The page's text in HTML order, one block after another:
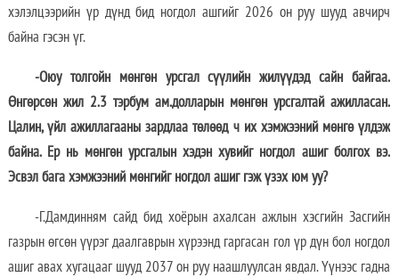
хэлэлцээрийн үр дүнд бид ногдол ашгийг 2026 он руу шууд авчирч
байна гэсэн үг.
-Оюу толгойн мөнгөн урсгал сүүлийн жилүүдэд сайн байгаа.
Өнгөрсөн жил 2.3 тэрбум ам.долларын мөнгөн урсгалтай ажилласан.
Цалин, үйл ажиллагааны зардлаа төлөөд ч их хэмжээний мөнгө үлдэж
байна. Ер нь мөнгөн урсгалын хэдэн хувийг ногдол ашиг болгох вэ.
Эсвэл бага хэмжээний мөнгийг ногдол ашиг гэж үзэх юм уу?
-Г.Дамдинням сайд бид хоёрын ахалсан ажлын хэсгийн Засгийн
газрын өгсөн үүрэг даалгаврын хүрээнд гаргасан гол үр дүн бол ногдол
ашиг авах хугацааг шууд 2037 он руу наашлуулсан явдал. Үүнээс гадна